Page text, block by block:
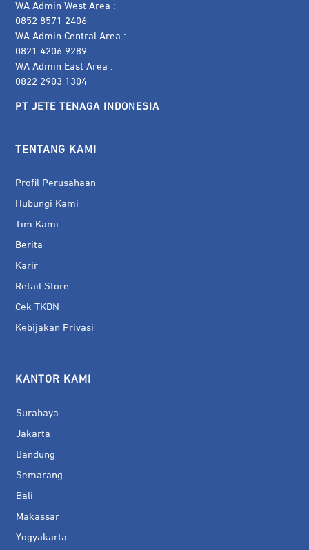
WA Admin West Area :
0852 8571 2406
WA Admin Central Area :
0821 4206 9289
WA Admin East Area :
0822 2903 1304
PT JETE TENAGA INDONESIA
TENTANG KAMI
Profil Perusahaan
Hubungi Kami
Tim Kami
Berita
Karir
Retail Store
Cek TKDN
Kebijakan Privasi
KANTOR KAMI
Surabaya
Jakarta
Bandung
Semarang
Bali
Makassar
Yogyakarta